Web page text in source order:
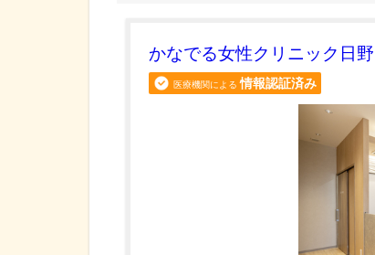
かなでる女性クリニック日野
医療機関による 情報認証済み